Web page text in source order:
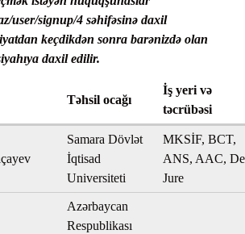
user/signup/4 səhifəsinə daxil
keçdikdən sonra barənizdə olan
daxil edilir.
Təhsil ocağı
İş yeri və
təcrübəsi
Samara Dövlət
İqtisad
Universiteti
MKSİF, BCT,
ANS, AAC, De
Jure
Azərbaycan
Respublikası